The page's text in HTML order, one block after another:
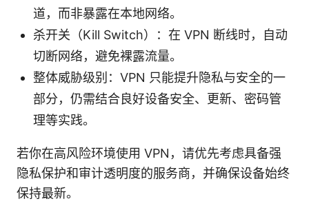
道，而非暴露在本地网络。
杀开关（Kill Switch）：在 VPN 断线时，自动
切断网络，避免裸露流量。
整体威胁级别：VPN 只能提升隐私与安全的一
部分，仍需结合良好设备安全、更新、密码管
理等实践。
若你在高风险环境使用 VPN，请优先考虑具备强
隐私保护和审计透明度的服务商，并确保设备始终
保持最新。